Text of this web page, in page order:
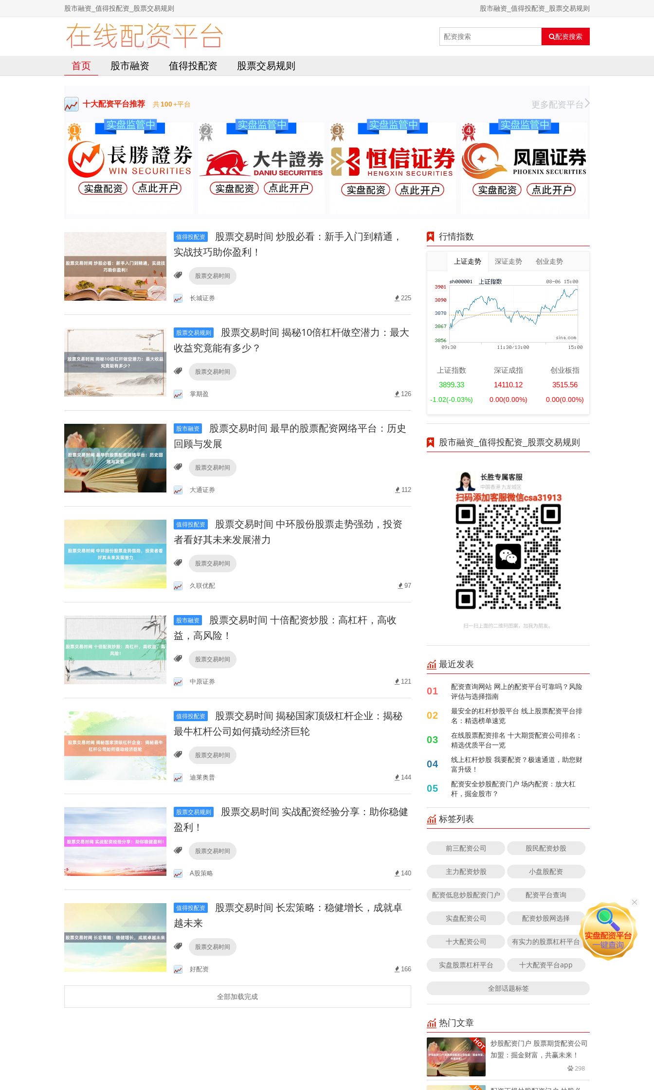
股市融资_值得投配资_股票交易规则 股市融资_值得投配资_股票交易规则
配资搜索
首页 股市融资 值得投配资 股票交易规则
十大配资平台推荐 共100+平台 更多配资平台
值得投配资
股票交易时间 炒股必看：新手入门到精通，
实战技巧助你盈利！
股票交易时间
长城证券 225
股票交易规则
股票交易时间 揭秘10倍杠杆做空潜力：最大
收益究竟能有多少？
股票交易时间
掌期盈 126
股市融资
股票交易时间 最早的股票配资网络平台：历史
回顾与发展
股票交易时间
大通证券 112
值得投配资
股票交易时间 中环股份股票走势强劲，投资
者看好其未来发展潜力
股票交易时间
久联优配 97
股市融资
股票交易时间 十倍配资炒股：高杠杆，高收
益，高风险！
股票交易时间
中原证券 121
值得投配资
股票交易时间 揭秘国家顶级杠杆企业：揭秘
最牛杠杆公司如何撬动经济巨轮
股票交易时间
迪莱奥普 144
股票交易规则
股票交易时间 实战配资经验分享：助你稳健
盈利！
股票交易时间
A股策略 140
值得投配资
股票交易时间 长宏策略：稳健增长，成就卓
越未来
股票交易时间
好配资 166
全部加载完成
行情指数
上证走势 深证走势 创业走势
上证指数
3899.33
-1.02(-0.03%)
深证成指
14110.12
0.00(0.00%)
创业板指
3515.56
0.00(0.00%)
股市融资_值得投配资_股票交易规则
最近发表
01
配资查询网站 网上的配资平台可靠吗？风险
评估与选择指南
02
最安全的杠杆炒股平台 线上股票配资平台排
名：精选榜单速览
03
在线股票配资排名 十大期货配资公司排名：
精选优质平台一览
04
线上杠杆炒股 我要配资？极速通道，助您财
富升级！
05
配资安全炒股配资门户 场内配资：放大杠
杆，掘金股市？
标签列表
前三配资公司 股民配资炒股
主力配资炒股 小盘股配资
配资低息炒股配资门户 配资平台查询
实盘配资公司 配资炒股网选择
十大配资公司 有实力的股票杠杆平台
实盘股票杠杆平台 十大配资平台app
全部话题标签
热门文章
炒股配资门户 股票期货配资公司
加盟：掘金财富，共赢未来！
298